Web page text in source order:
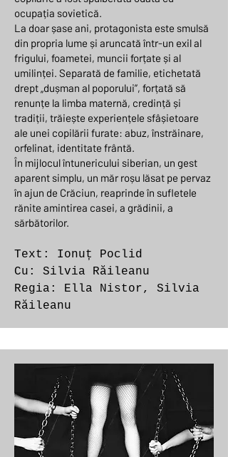
ocupația sovietică.
La doar șase ani, protagonista este smulsă
din propria lume și aruncată într-un exil al
frigului, foametei, muncii forțate și al
umilinței. Separată de familie, etichetată
drept „dușman al poporului”, forțată să
renunțe la limba maternă, credință și
tradiții, trăiește experiențele sfâșietoare
ale unei copilării furate: abuz, înstrăinare,
orfelinat, identitate frântă.
În mijlocul întunericului siberian, un gest
aparent simplu, un măr roșu lăsat pe pervaz
în ajun de Crăciun, reaprinde în sufletele
rănite amintirea casei, a grădinii, a
sărbătorilor.
Text: Ionuț Poclid
Cu: Silvia Răileanu
Regia: Ella Nistor, Silvia
Răileanu